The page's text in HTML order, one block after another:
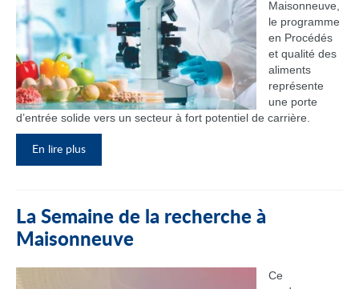
Maisonneuve,
le programme
en Procédés
et qualité des
aliments
représente
une porte
d’entrée solide vers un secteur à fort potentiel de carrière.
En lire plus
La Semaine de la recherche à
Maisonneuve
Ce